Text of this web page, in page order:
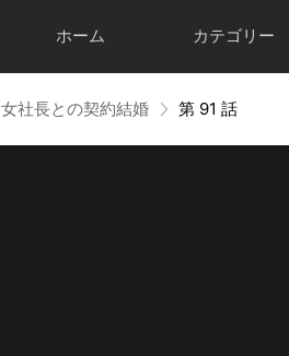
ホーム カテゴリー
女社長との契約結婚 第 91 話